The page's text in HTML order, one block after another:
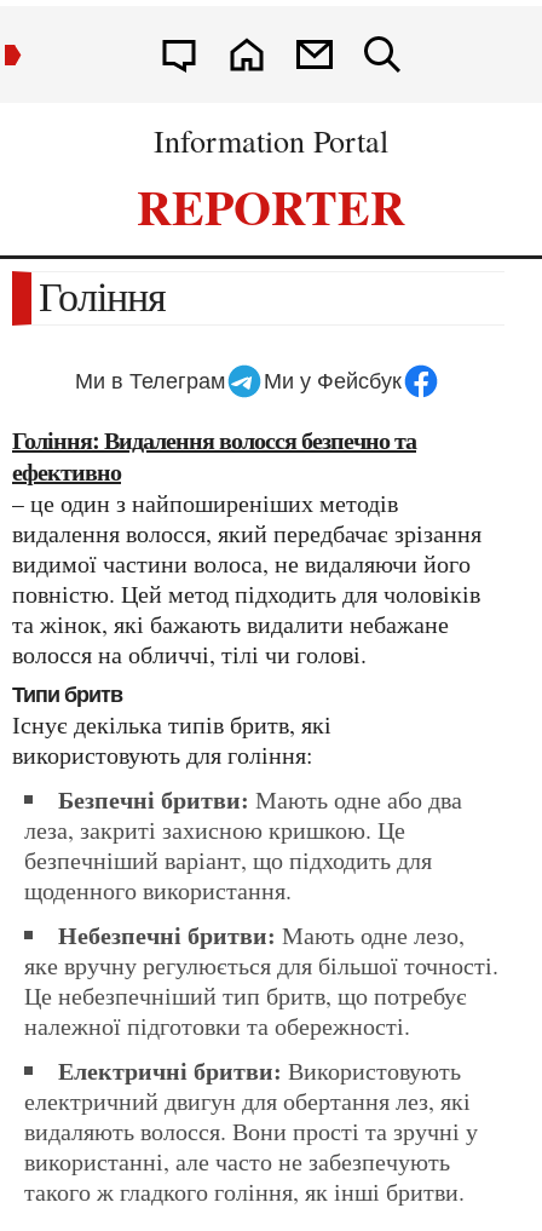
Information Portal
REPORTER
Гоління
Ми в Телеграм Ми у Фейсбук
Гоління: Видалення волосся безпечно та
ефективно
– це один з найпоширеніших методів
видалення волосся, який передбачає зрізання
видимої частини волоса, не видаляючи його
повністю. Цей метод підходить для чоловіків
та жінок, які бажають видалити небажане
волосся на обличчі, тілі чи голові.
Типи бритв
Існує декілька типів бритв, які
використовують для гоління:
Безпечні бритви: Мають одне або два
леза, закриті захисною кришкою. Це
безпечніший варіант, що підходить для
щоденного використання.
Небезпечні бритви: Мають одне лезо,
яке вручну регулюється для більшої точності.
Це небезпечніший тип бритв, що потребує
належної підготовки та обережності.
Електричні бритви: Використовують
електричний двигун для обертання лез, які
видаляють волосся. Вони прості та зручні у
використанні, але часто не забезпечують
такого ж гладкого гоління, як інші бритви.